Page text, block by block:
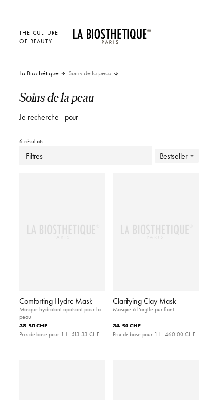
THE CULTURE
OF BEAUTY
La Biosthétique Soins de la peau
Soins de la peau
Je recherche pour
6 résultats
Filtres Bestseller
Comforting Hydro Mask
Masque hydratant apaisant pour la
peau
38.50 CHF
Prix de base pour 1 l : 513.33 CHF
Clarifying Clay Mask
Masque à l’argile purifiant
34.50 CHF
Prix de base pour 1 l : 460.00 CHF